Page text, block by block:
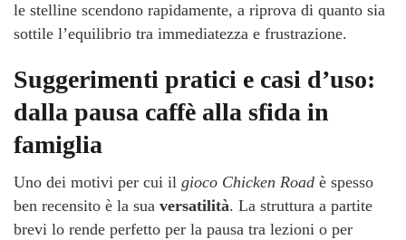
le stelline scendono rapidamente, a riprova di quanto sia
sottile l’equilibrio tra immediatezza e frustrazione.
Suggerimenti pratici e casi d’uso:
dalla pausa caffè alla sfida in
famiglia
Uno dei motivi per cui il gioco Chicken Road è spesso
ben recensito è la sua versatilità. La struttura a partite
brevi lo rende perfetto per la pausa tra lezioni o per